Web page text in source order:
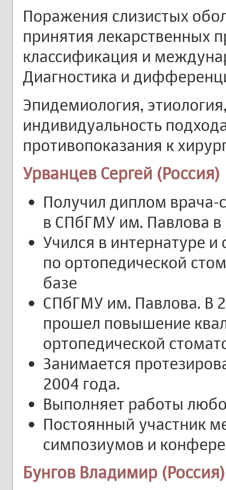
Поражения слизистых
принятия лекарственных
классификация и
Диагностика и
Эпидемиология,
индивидуальность
противопоказания к
Урванцев Сергей (Россия)
Получил диплом врача-
в СПбГМУ им. Павлова в
Учился в интернатуре и
по ортопедической
базе
СПбГМУ им. Павлова. В
прошел повышение
ортопедической
Занимается
2004 года.
Выполняет работы
Постоянный участник
симпозиумов и
Бунгов Владимир (Россия)